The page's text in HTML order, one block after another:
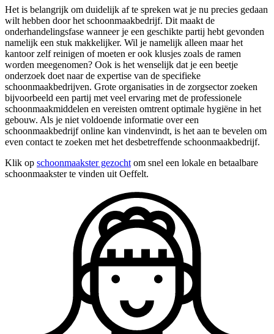
Het is belangrijk om duidelijk af te spreken wat je nu precies gedaan
wilt hebben door het schoonmaakbedrijf. Dit maakt de
onderhandelingsfase wanneer je een geschikte partij hebt gevonden
namelijk een stuk makkelijker. Wil je namelijk alleen maar het
kantoor zelf reinigen of moeten er ook klusjes zoals de ramen
worden meegenomen? Ook is het wenselijk dat je een beetje
onderzoek doet naar de expertise van de specifieke
schoonmaakbedrijven. Grote organisaties in de zorgsector zoeken
bijvoorbeeld een partij met veel ervaring met de professionele
schoonmaakmiddelen en vereisten omtrent optimale hygiëne in het
gebouw. Als je niet voldoende informatie over een
schoonmaakbedrijf online kan vindenvindt, is het aan te bevelen om
even contact te zoeken met het desbetreffende schoonmaakbedrijf.
Klik op schoonmaakster gezocht om snel een lokale en betaalbare
schoonmaakster te vinden uit Oeffelt.